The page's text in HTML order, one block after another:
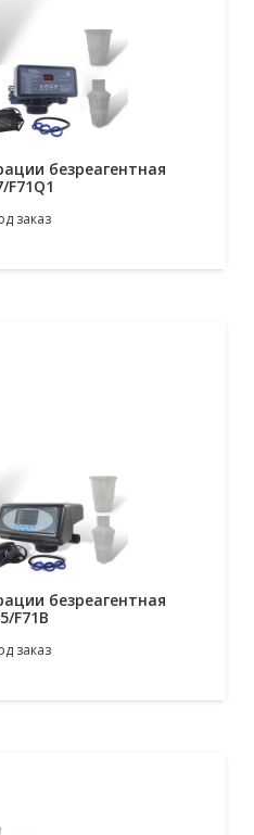
безреагентная
F71Q1
заказ
безреагентная
F71B
заказ